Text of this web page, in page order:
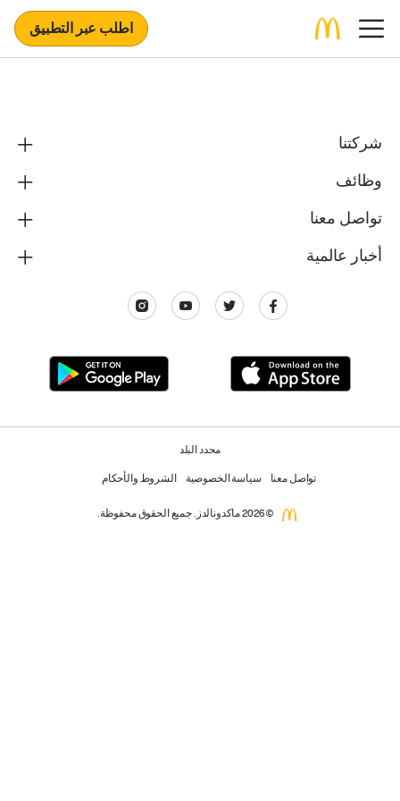
اطلب عبر التطبيق
شركتنا
وظائف
تواصل معنا
أخبار عالمية
محدد البلد
تواصل معنا سياسة الخصوصية الشروط والأحكام
© 2026 ماكدونالدز. جميع الحقوق محفوظة.